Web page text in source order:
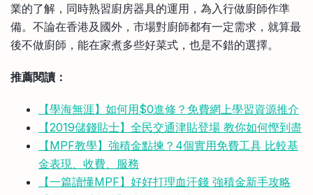
業的了解，同時熟習廚房器具的運用，為入行做廚師作準
備。不論在香港及國外，市場對廚師都有一定需求，就算最
後不做廚師，能在家煮多些好菜式，也是不錯的選擇。
推薦閱讀：
【學海無涯】如何用$0進修？免費網上學習資源推介
【2019儲錢貼士】全民交通津貼登場 教你如何慳到盡
【MPF教學】強積金點揀？4個實用免費工具 比較基
金表現、收費、服務
【一篇讀懂MPF】好好打理血汗錢 強積金新手攻略